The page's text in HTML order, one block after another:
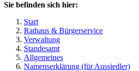
Sie befinden sich hier:
Start
Rathaus & Bürgerservice
Verwaltung
Standesamt
Allgemeines
Namenserklärung (für Aussiedler)